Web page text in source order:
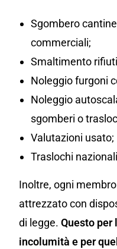
Sgombero
commerciali;
Smaltimento
Noleggio furgoni
Noleggio
sgomberi o
Valutazioni usato;
Traslochi
Inoltre, ogni
attrezzato con
di legge. Questo per
incolumità e per